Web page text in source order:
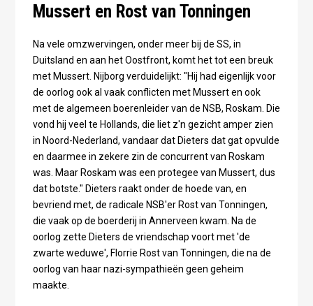
Mussert en Rost van Tonningen
Na vele omzwervingen, onder meer bij de SS, in
Duitsland en aan het Oostfront, komt het tot een breuk
met Mussert. Nijborg verduidelijkt: "Hij had eigenlijk voor
de oorlog ook al vaak conflicten met Mussert en ook
met de algemeen boerenleider van de NSB, Roskam. Die
vond hij veel te Hollands, die liet z'n gezicht amper zien
in Noord-Nederland, vandaar dat Dieters dat gat opvulde
en daarmee in zekere zin de concurrent van Roskam
was. Maar Roskam was een protegee van Mussert, dus
dat botste." Dieters raakt onder de hoede van, en
bevriend met, de radicale NSB'er Rost van Tonningen,
die vaak op de boerderij in Annerveen kwam. Na de
oorlog zette Dieters de vriendschap voort met 'de
zwarte weduwe', Florrie Rost van Tonningen, die na de
oorlog van haar nazi-sympathieën geen geheim
maakte.